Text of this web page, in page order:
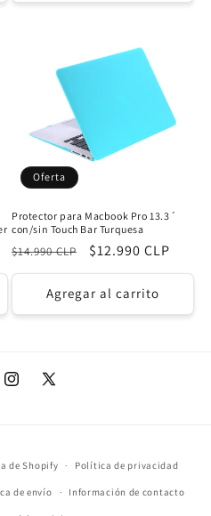
Oferta
Protector para Macbook Pro 13.3´
con/sin Touch Bar Turquesa
Precio
habitual
$14.990 CLP
Precio
de
oferta
$12.990 CLP
Agregar al carrito
Instagram
X
de
pago
de Shopify Política de privacidad
de envío Información de contacto